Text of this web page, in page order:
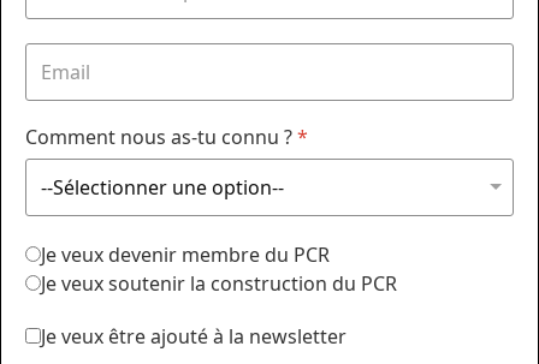
Comment nous as-tu connu ?*
Je veux devenir membre du PCR
Je veux soutenir la construction du PCR
Je veux être ajouté à la newsletter